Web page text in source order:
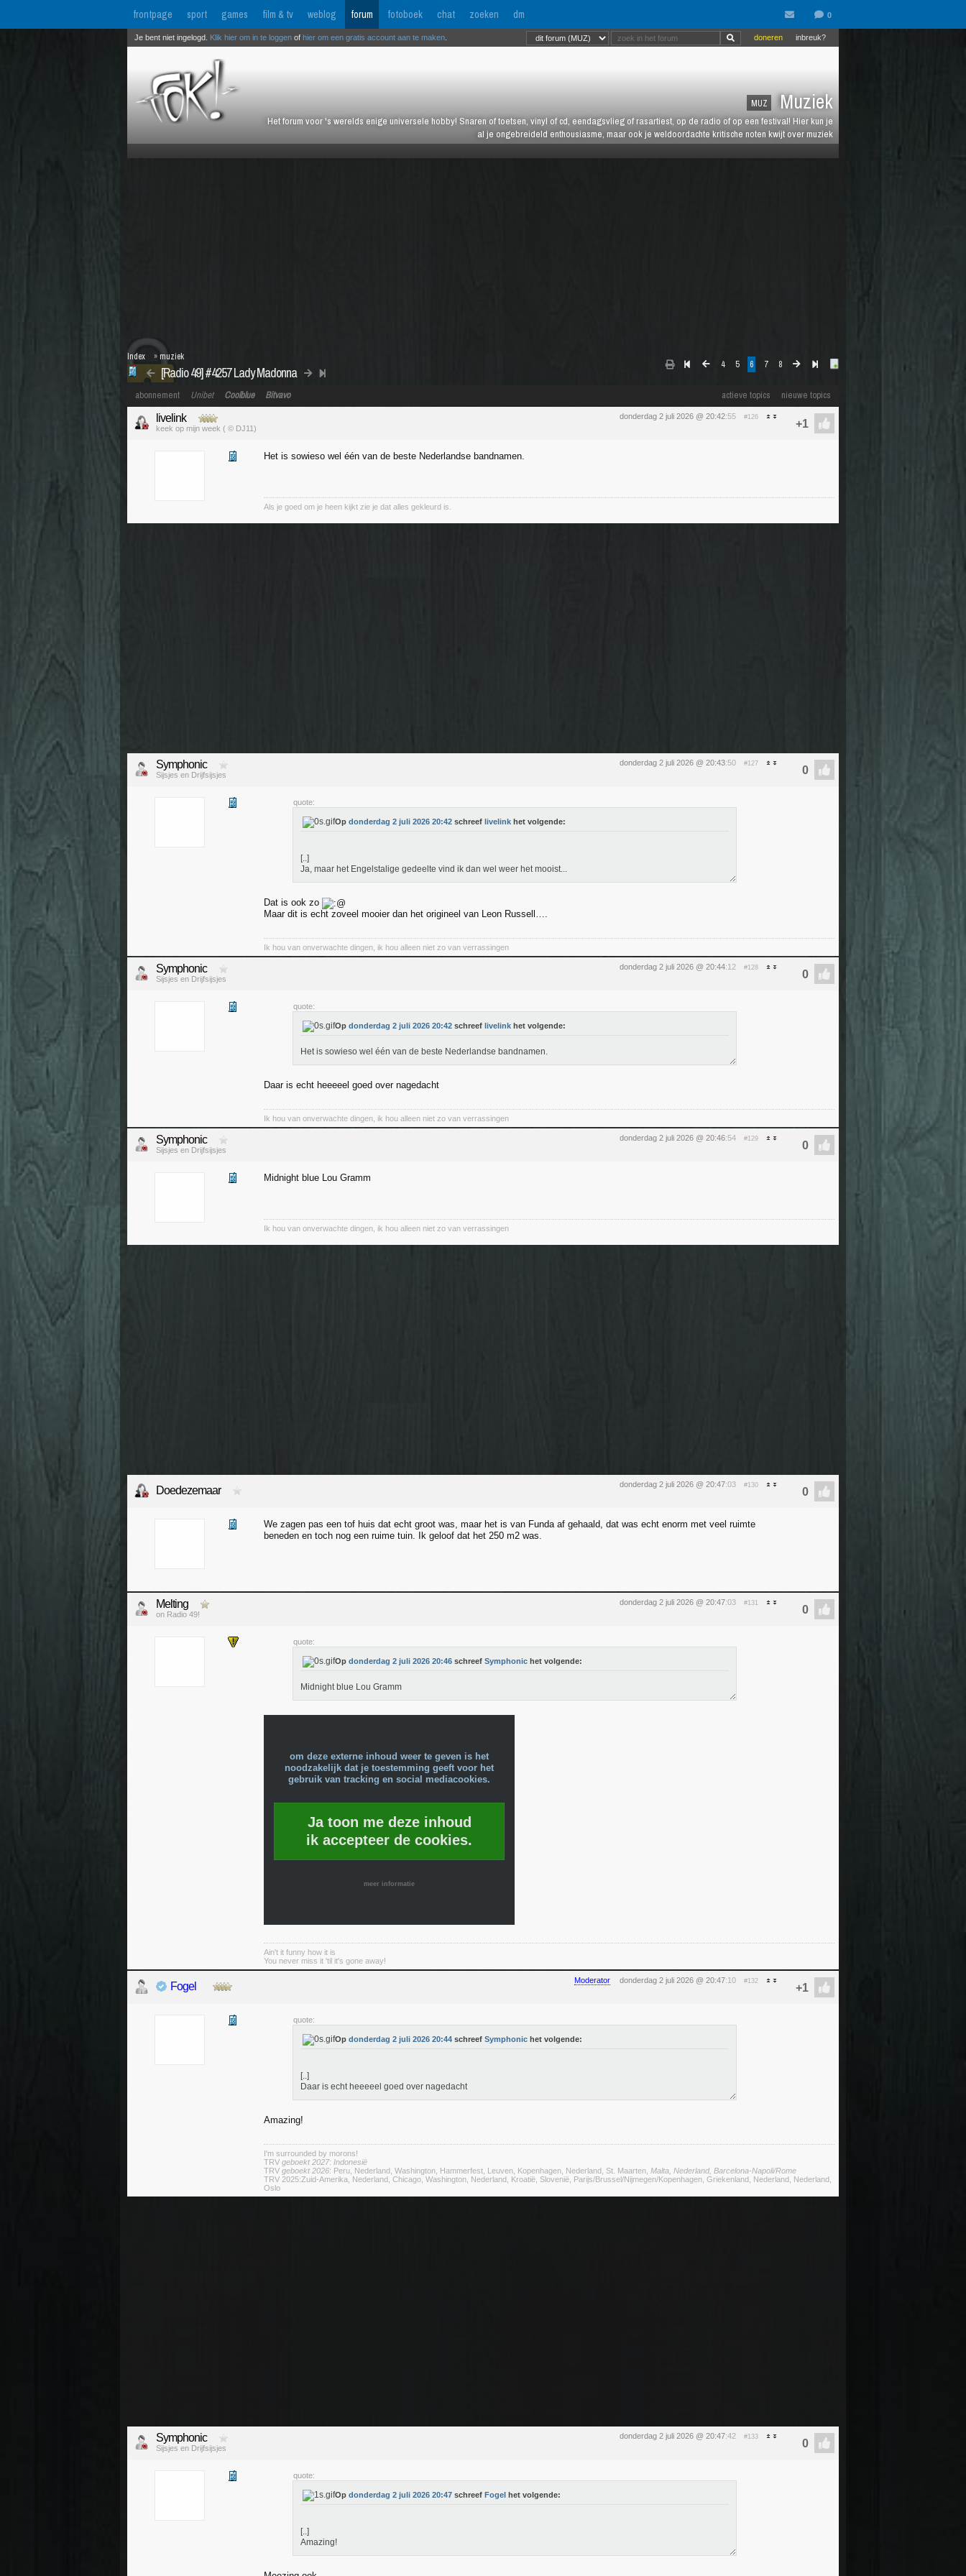
frontpage sport games film & tv weblog forum fotoboek chat zoeken dm
MUZ Muziek
Het forum voor 's werelds enige universele hobby! Snaren of toetsen, vinyl of cd, eendagsvlieg of rasartiest, op de radio of op een festival! Hier kun je
al je ongebreideld enthousiasme, maar ook je weldoordachte kritische noten kwijt over muziek
inbreuk?
doneren
Je bent niet ingelogd. Klik hier om in te loggen of hier om een gratis account aan te maken
4 5 6 7 8
[Radio 49] #4257 Lady Madonna
Index » muziek
actieve topics nieuwe topics
abonnement Unibet Coolblue Bitvavo
donderdag 2 juli 2026 @ 20:42:55 #126
livelink
keek op mijn week ( © DJ11)
Het is sowieso wel één van de beste Nederlandse bandnamen.
Als je goed om je heen kijkt zie je dat alles gekleurd is.
donderdag 2 juli 2026 @ 20:43:50 #127
Symphonic
Sijsjes en Drijfsijsjes
quote:
Op donderdag 2 juli 2026 20:42 schreef livelink het volgende:
[..]
Ja, maar het Engelstalige gedeelte vind ik dan wel weer het mooist...
Dat is ook zo
Maar dit is echt zoveel mooier dan het origineel van Leon Russell….
Ik hou van onverwachte dingen, ik hou alleen niet zo van verrassingen
donderdag 2 juli 2026 @ 20:44:12 #128
Symphonic
Sijsjes en Drijfsijsjes
quote:
Op donderdag 2 juli 2026 20:42 schreef livelink het volgende:
Het is sowieso wel één van de beste Nederlandse bandnamen.
Daar is echt heeeeel goed over nagedacht
Ik hou van onverwachte dingen, ik hou alleen niet zo van verrassingen
donderdag 2 juli 2026 @ 20:46:54 #129
Symphonic
Sijsjes en Drijfsijsjes
Midnight blue Lou Gramm
Ik hou van onverwachte dingen, ik hou alleen niet zo van verrassingen
donderdag 2 juli 2026 @ 20:47:03 #130
Doedezemaar
We zagen pas een tof huis dat echt groot was, maar het is van Funda af gehaald, dat was echt enorm met veel ruimte
beneden en toch nog een ruime tuin. Ik geloof dat het 250 m2 was.
donderdag 2 juli 2026 @ 20:47:03 #131
Melting
on Radio 49!
quote:
Op donderdag 2 juli 2026 20:46 schreef Symphonic het volgende:
Midnight blue Lou Gramm
om deze externe inhoud weer te geven is het
noodzakelijk dat je toestemming geeft voor het
gebruik van tracking en social mediacookies.
Ja toon me deze inhoud
ik accepteer de cookies.
meer informatie
Ain't it funny how it is
You never miss it 'til it's gone away!
Moderator donderdag 2 juli 2026 @ 20:47:10 #132
Fogel
quote:
Op donderdag 2 juli 2026 20:44 schreef Symphonic het volgende:
[..]
Daar is echt heeeeel goed over nagedacht
Amazing!
I'm surrounded by morons!
TRV geboekt 2027: Indonesië
TRV geboekt 2026: Peru, Nederland, Washington, Hammerfest, Leuven, Kopenhagen, Nederland, St. Maarten, Malta, Nederland, Barcelona-Napoli/Rome
TRV 2025:Zuid-Amerika, Nederland, Chicago, Washington, Nederland, Kroatië, Slovenië, Parijs/Brussel/Nijmegen/Kopenhagen, Griekenland, Nederland, Nederland,
Oslo
donderdag 2 juli 2026 @ 20:47:42 #133
Symphonic
Sijsjes en Drijfsijsjes
quote:
Op donderdag 2 juli 2026 20:47 schreef Fogel het volgende:
[..]
Amazing!